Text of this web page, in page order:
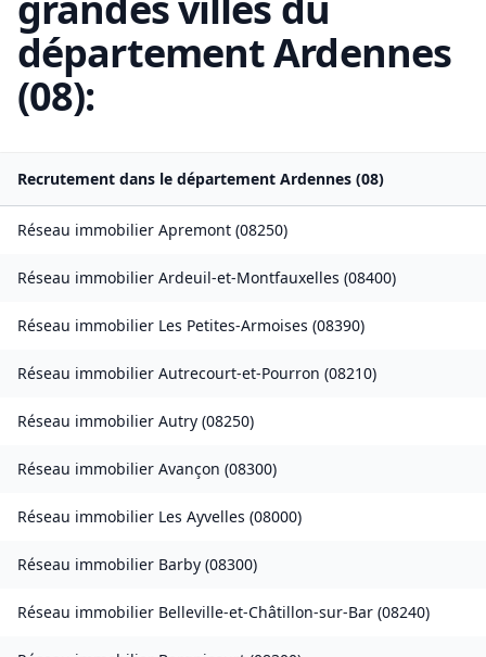
départementArdennes
(08):
Recrutement dans le département Ardennes (08)
Réseau immobilier Apremont (08250)
Réseau immobilier Ardeuil-et-Montfauxelles (08400)
Réseau immobilier Les Petites-Armoises (08390)
Réseau immobilier Autrecourt-et-Pourron (08210)
Réseau immobilier Autry (08250)
Réseau immobilier Avançon (08300)
Réseau immobilier Les Ayvelles (08000)
Réseau immobilier Barby (08300)
Réseau immobilier Belleville-et-Châtillon-sur-Bar (08240)